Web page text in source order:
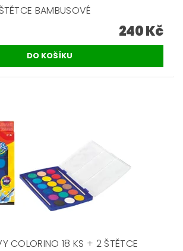
BAMBUSOVÉ
240 Kč
COLORINO 18 KS + 2 ŠTĚTCE